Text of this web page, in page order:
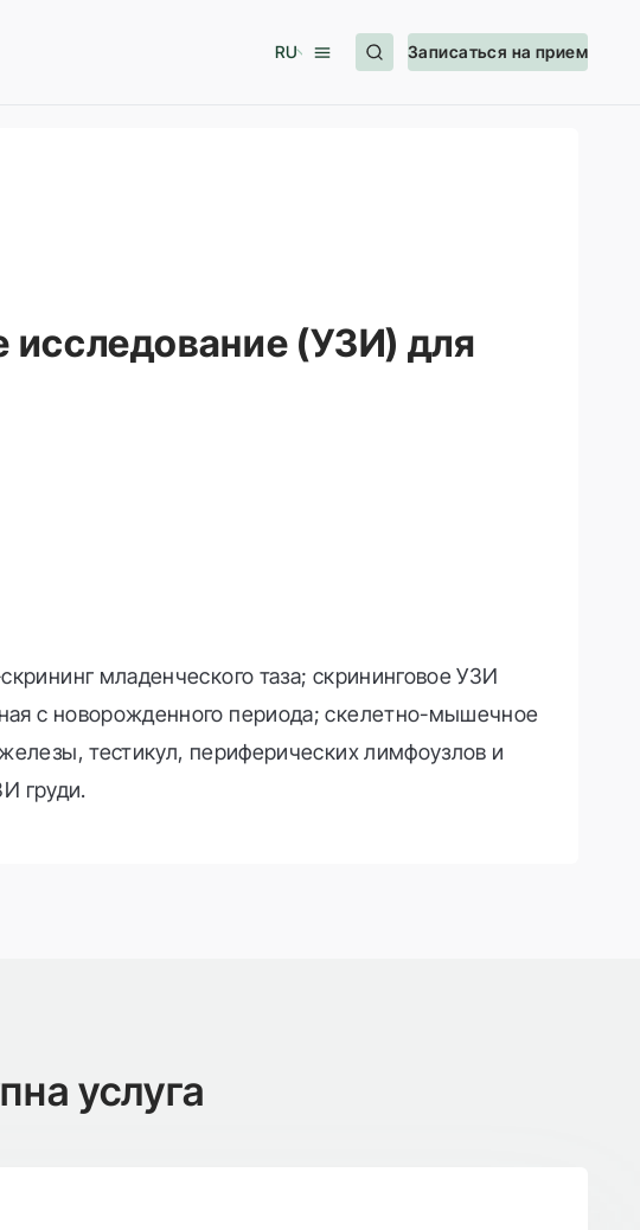
RU Записаться на прием
исследование (УЗИ) для
младенческого таза; скрининговое УЗИ
с новорожденного периода; скелетно-мышечное
тестикул, периферических лимфоузлов и
груди.
услуга